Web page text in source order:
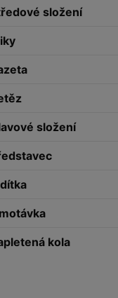
složení
složení
kola